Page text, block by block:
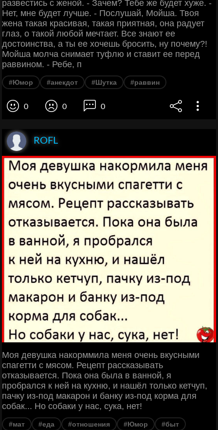
развестись с женой. - Зачем? Тебе же будет хуже. -
Нет, мне будет лучше. - Послушай, Мойша. Твоя
жена такая красивая, такая приятная, она радует
глаз, о такой любой мечтает. Все знают ее
достоинства, а ты ее хочешь бросить, ну почему?!
Мойша молча снимает туфлю и ставит ее перед
раввином. - Ребе, п
#Юмор #анекдот #Шутка #раввин
0 0 0
ROFL
Моя девушка накорммила меня очень вкусными
спагетти с мясом. Рецепт рассказывать
отказывается. Пока она была в ванной, я
пробрался к ней на кухню, и нашёл только кетчуп,
пачку из-под макарон и банку из-под корма для
собак... Но собаки у нас, сука, нет!
#мат #еда #отношения #Юмор #быт